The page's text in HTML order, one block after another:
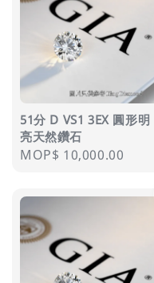
51分 D VS1 3EX 圓形明
亮天然鑽石
Regular
MOP$ 10,000.00